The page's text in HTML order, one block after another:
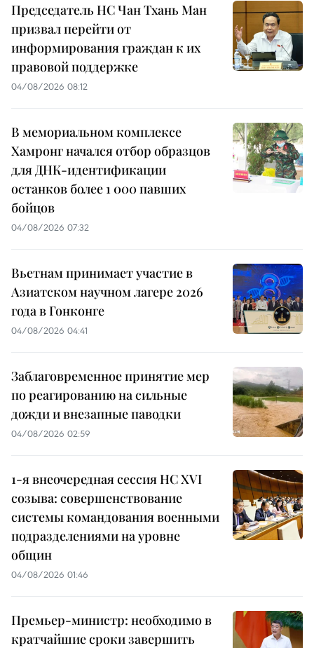
Председатель НС Чан Тхань Ман
призвал перейти от
информирования граждан к их
правовой поддержке
04/08/2026 08:12
В мемориальном комплексе
Хамронг начался отбор образцов
для ДНК-идентификации
останков более 1 000 павших
бойцов
04/08/2026 07:32
Вьетнам принимает участие в
Азиатском научном лагере 2026
года в Гонконге
04/08/2026 04:41
Заблаговременное принятие мер
по реагированию на сильные
дожди и внезапные паводки
04/08/2026 02:59
1-я внеочередная сессия НС XVI
созыва: совершенствование
системы командования военными
подразделениями на уровне
общин
04/08/2026 01:46
Премьер-министр: необходимо в
кратчайшие сроки завершить